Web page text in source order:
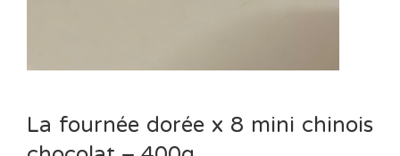
La fournée dorée x 8 mini chinois